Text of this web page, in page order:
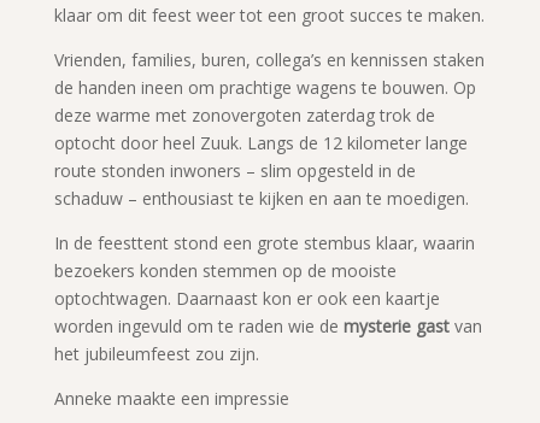
klaar om dit feest weer tot een groot succes te maken.
Vrienden, families, buren, collega’s en kennissen staken
de handen ineen om prachtige wagens te bouwen. Op
deze warme met zonovergoten zaterdag trok de
optocht door heel Zuuk. Langs de 12 kilometer lange
route stonden inwoners – slim opgesteld in de
schaduw – enthousiast te kijken en aan te moedigen.
In de feesttent stond een grote stembus klaar, waarin
bezoekers konden stemmen op de mooiste
optochtwagen. Daarnaast kon er ook een kaartje
worden ingevuld om te raden wie de mysterie gastvan
het jubileumfeest zou zijn.
Anneke maakte een impressie